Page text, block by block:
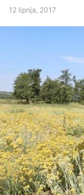
12 lipnja, 2017